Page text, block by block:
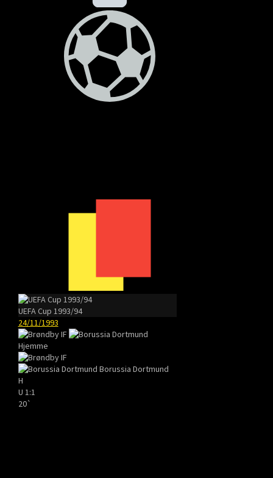
UEFA Cup 1993/94
24/11/1993
Hjemme
Borussia Dortmund
H
U 1:1
20`